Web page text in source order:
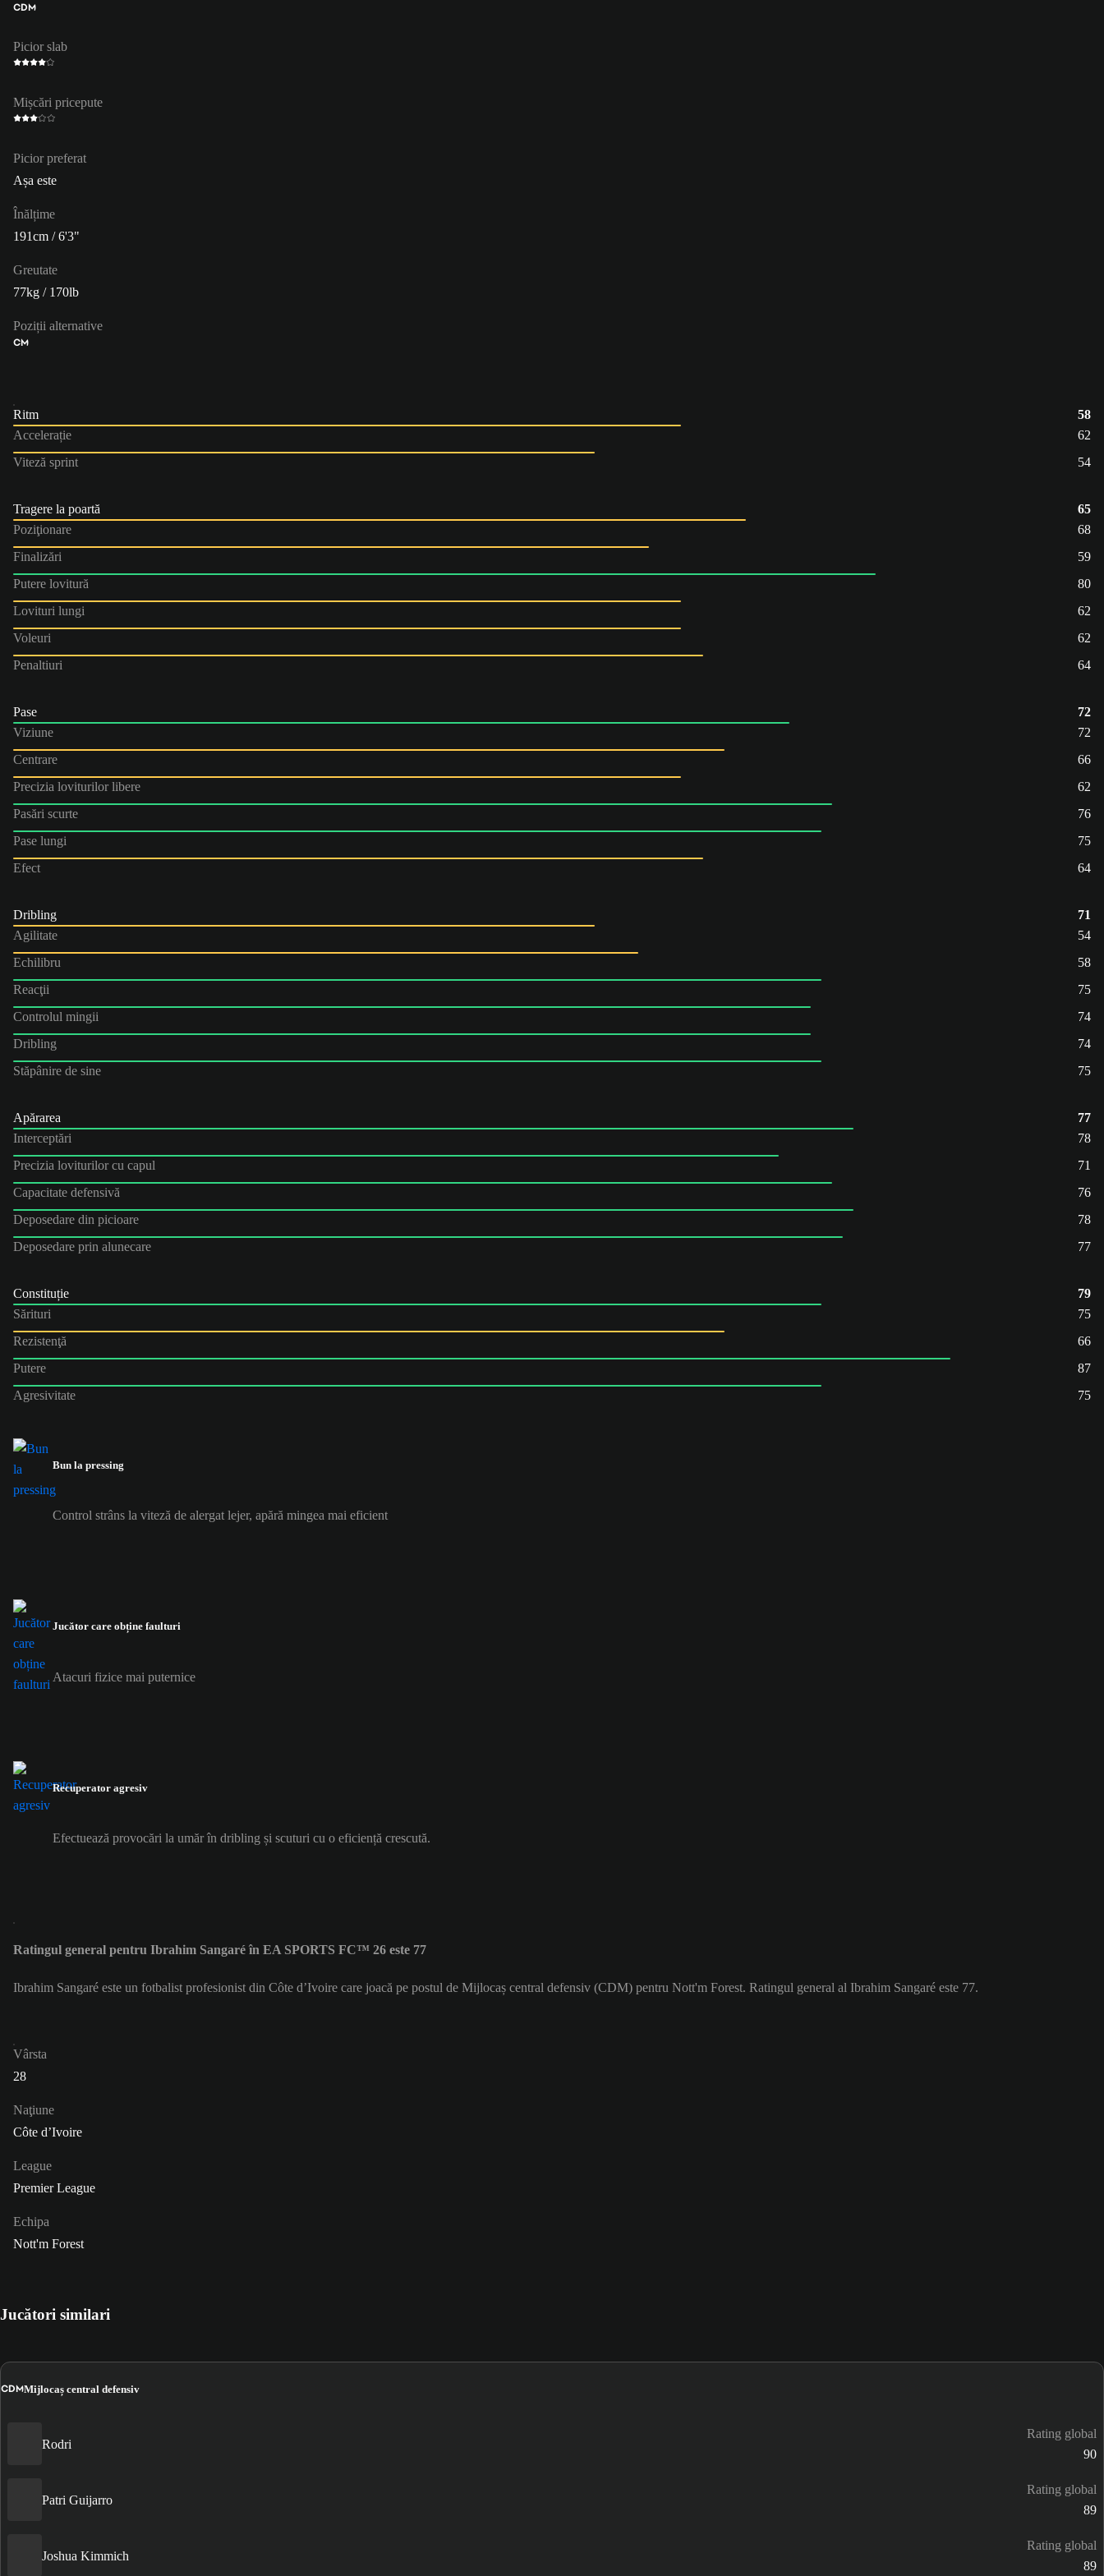
CDM
Picior slab
Mișcări pricepute
Picior preferat
Așa este
Înălțime
191cm / 6'3"
Greutate
77kg / 170lb
Poziții alternative
CM
Ritm
58
Accelerație
62
Viteză sprint
54
Tragere la poartă
65
Poziţionare
68
Finalizări
59
Putere lovitură
80
Lovituri lungi
62
Voleuri
62
Penaltiuri
64
Pase
72
Viziune
72
Centrare
66
Precizia loviturilor libere
62
Pasări scurte
76
Pase lungi
75
Efect
64
Dribling
71
Agilitate
54
Echilibru
58
Reacţii
75
Controlul mingii
74
Dribling
74
Stăpânire de sine
75
Apărarea
77
Interceptări
78
Precizia loviturilor cu capul
71
Capacitate defensivă
76
Deposedare din picioare
78
Deposedare prin alunecare
77
Constituție
79
Sărituri
75
Rezistenţă
66
Putere
87
Agresivitate
75
Bun la pressing
Control strâns la viteză de alergat lejer, apără mingea mai eficient
Jucător care obține faulturi
Atacuri fizice mai puternice
Recuperator agresiv
Efectuează provocări la umăr în dribling și scuturi cu o eficiență crescută.
Ratingul general pentru Ibrahim Sangaré în EA SPORTS FC™ 26 este 77
Ibrahim Sangaré este un fotbalist profesionist din Côte d’Ivoire care joacă pe postul de Mijlocaș central defensiv (CDM) pentru Nott'm Forest. Ratingul general al Ibrahim Sangaré este 77.
Vârsta
28
Naţiune
Côte d’Ivoire
League
Premier League
Echipa
Nott'm Forest
Jucători similari
CDMMijlocaș central defensiv
Rodri
Rating global
90
Patri Guijarro
Rating global
89
Joshua Kimmich
Rating global
89